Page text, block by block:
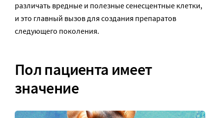
различать вредные и полезные сенесцентные клетки,
и это главный вызов для создания препаратов
следующего поколения.
Пол пациента имеет
значение